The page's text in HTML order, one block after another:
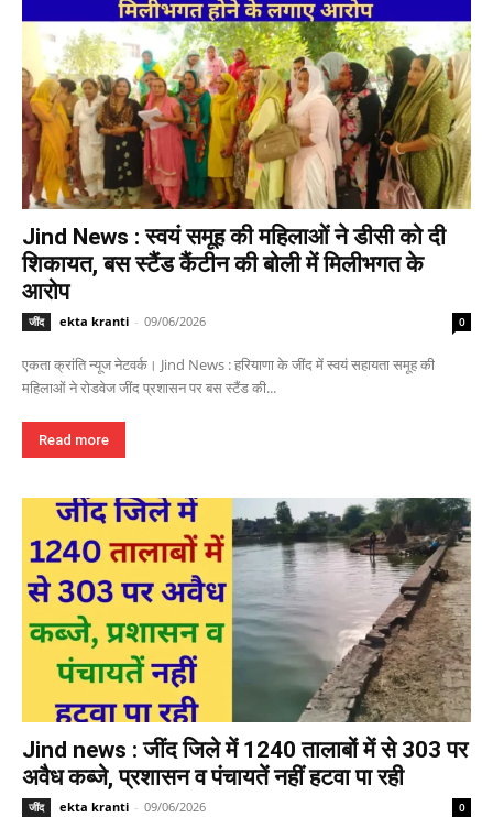
Jind News : स्वयं समूह की महिलाओं ने डीसी को दी
शिकायत, बस स्टैंड कैंटीन की बोली में मिलीभगत के
आरोप
जींद ekta kranti - 09/06/2026 0
एकता क्रांति न्यूज नेटवर्क। Jind News : हरियाणा के जींद में स्वयं सहायता समूह की
महिलाओं ने रोडवेज जींद प्रशासन पर बस स्टैंड की...
Read more
Jind news : जींद जिले में 1240 तालाबों में से 303 पर
अवैध कब्जे, प्रशासन व पंचायतें नहीं हटवा पा रही
जींद ekta kranti - 09/06/2026 0